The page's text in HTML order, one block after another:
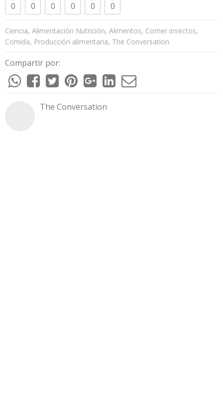
0 0 0 0 0 0
Ciencia, Alimentación Nutrición, Alimentos, Comer insectos,
Comida, Producción alimentaria, The Conversation
Compartir por:
The Conversation